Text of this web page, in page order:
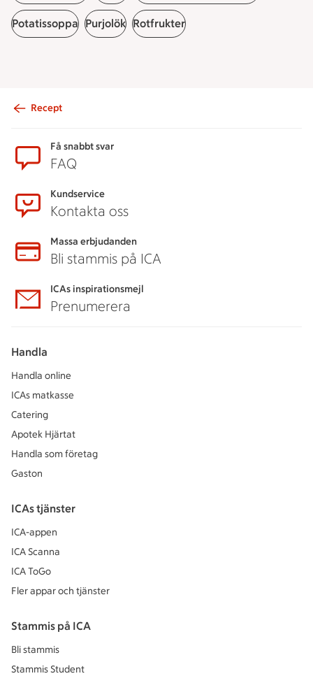
Potatissoppa Purjolök Rotfrukter
Recept
Få snabbt svar
FAQ
Kundservice
Kontakta oss
Massa erbjudanden
Bli stammis på ICA
ICAs inspirationsmejl
Prenumerera
Handla
Handla online
ICAs matkasse
Catering
Apotek Hjärtat
Handla som företag
Gaston
ICAs tjänster
ICA-appen
ICA Scanna
ICA ToGo
Fler appar och tjänster
Stammis på ICA
Bli stammis
Stammis Student